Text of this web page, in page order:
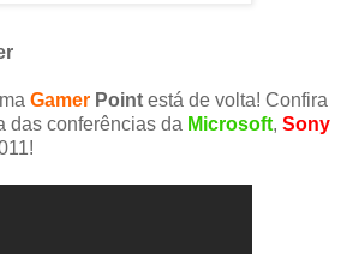
Gamer Point está de volta! Confira
das conferências da Microsoft, Sony